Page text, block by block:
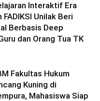
Interaktif Era
Unilak Beri
Berbasis Deep
dan Orang Tua TK
Fakultas Hukum
Kuning di
Mahasiswa Siap